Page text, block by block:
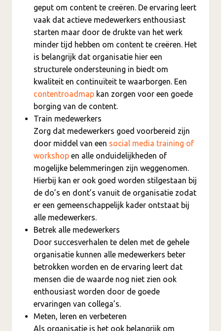
geput om content te creëren. De ervaring leert
vaak dat actieve medewerkers enthousiast
starten maar door de drukte van het werk
minder tijd hebben om content te creëren. Het
is belangrijk dat organisatie hier een
structurele ondersteuning in biedt om
kwaliteit en continuïteit te waarborgen. Een
contentroadmap kan zorgen voor een goede
borging van de content.
Train medewerkers
Zorg dat medewerkers goed voorbereid zijn
door middel van een social media training of
workshop en alle onduidelijkheden of
mogelijke belemmeringen zijn weggenomen.
Hierbij kan er ook goed worden stilgestaan bij
de do’s en dont’s vanuit de organisatie zodat
er een gemeenschappelijk kader ontstaat bij
alle medewerkers.
Betrek alle medewerkers
Door succesverhalen te delen met de gehele
organisatie kunnen alle medewerkers beter
betrokken worden en de ervaring leert dat
mensen die de waarde nog niet zien ook
enthousiast worden door de goede
ervaringen van collega’s.
Meten, leren en verbeteren
Als organisatie is het ook belangrijk om